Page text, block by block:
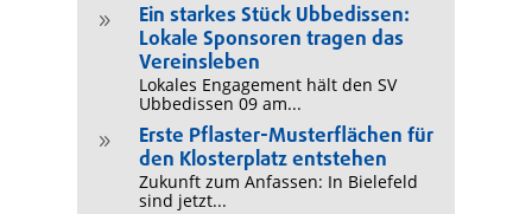
9
Ein starkes Stück Ubbedissen:
Lokale Sponsoren tragen das
Vereinsleben
Lokales Engagement hält den SV
Ubbedissen 09 am...
9
Erste Pflaster-Musterflächen für
den Klosterplatz entstehen
Zukunft zum Anfassen: In Bielefeld
sind jetzt...